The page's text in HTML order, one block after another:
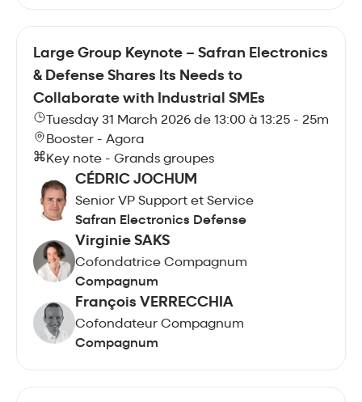
Large Group Keynote – Safran Electronics
& Defense Shares Its Needs to
Collaborate with Industrial SMEs
Tuesday 31 March 2026 de 13:00 à 13:25 - 25m
Booster - Agora
Key note - Grands groupes
CÉDRIC JOCHUM
Senior VP Support et Service
Safran Electronics Defense
Virginie SAKS
Cofondatrice Compagnum
Compagnum
François VERRECCHIA
Cofondateur Compagnum
Compagnum